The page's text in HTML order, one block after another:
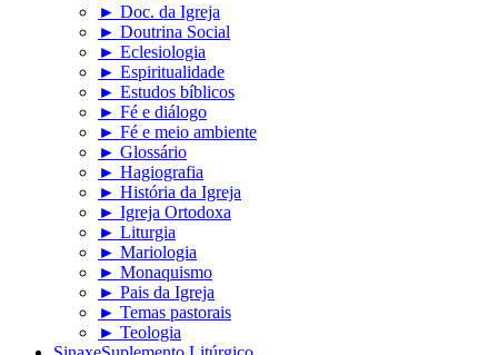
► Doc. da Igreja
► Doutrina Social
► Eclesiologia
► Espiritualidade
► Estudos bíblicos
► Fé e diálogo
► Fé e meio ambiente
► Glossário
► Hagiografia
► História da Igreja
► Igreja Ortodoxa
► Liturgia
► Mariologia
► Monaquismo
► Pais da Igreja
► Temas pastorais
► Teologia